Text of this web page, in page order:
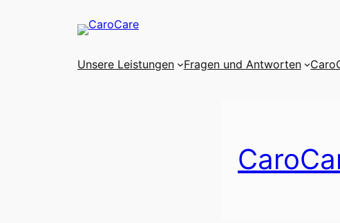
Unsere Leistungen
Fragen und Antworten